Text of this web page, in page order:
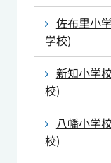
佐布里小
学校)
新知小学
校)
八幡小学
校)